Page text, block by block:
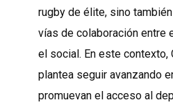
rugby de élite, sino
vías de colaboración entre
el social. En este contexto,
plantea seguir avanzando
promuevan el acceso al